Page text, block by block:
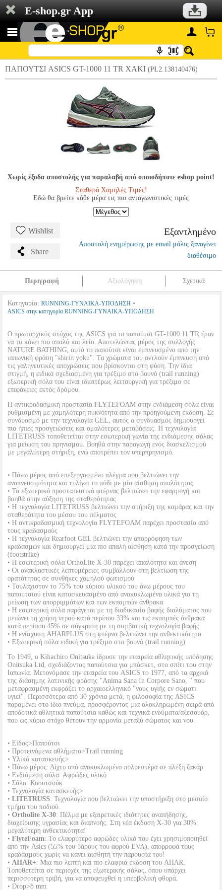
E-shop.gr App
ΠΑΠΟΥΤΣΙ ASICS GT-1000 11 TR ΧΑΚΙ (PL2.138140476)
Χωρίς έξοδα αποστολής για παραλαβή από οποιοδήποτε eshop point!
Σταθερά Χαμηλές Τιμές!
Εδώ θα βρείτε κάθε μέρα τις πιο ανταγωνιστικές τιμές
Wishlist
Share
Εξαντλημένο
Αποστολή ενημέρωσης με email μόλις ξαναγίνει
διαθέσιμο
Περιγραφή Αξιολόγηση Σχετικά
Κατηγορία: RUNNING-ΓΥΝΑΙΚΑ-ΥΠΟΔΗΣΗ •
ASICS στην κατηγορία RUNNING-ΓΥΝΑΙΚΑ-ΥΠΟΔΗΣΗ
Ο πρωταρχικός στόχος της ASICS για το παπούτσι GT-1000 11 TR ήταν
να το κάνει πιο απαλό και λείο. Αποτελώντας μέρος της συλλογής
NATURE BATHING, αυτό το παπούτσι είναι εμπνευσμένο από την
ιαπωνική φράση "shirin yoku". Τα χρώματα του αντλούν έμπνευση από
τις γαληνευτικές αποχρώσεις που βρίσκονται στη φύση. Την ίδια
στιγμή, η ειδικά σχεδιασμένη για τρέξιμο στο βουνό (trail running)
εξωτερική σόλα του είναι ιδιαιτέρως λειτουργική για τρέξιμο σε
επιφάνειες εκτός δρόμου.
Η αντικραδασμική προστασία FLYTEFOAM στην ενδιάμεση σόλα είναι
ρυθμισμένη με χαμηλότερη πυκνότητα από την προηγούμενη έκδοση. Σε
συνδυασμό με την τεχνολογία GEL, αυτός ο συνδυασμός δημιουργεί
πιο ήπιες προσγειώσεις και ομαλότερες μεταβάσεις. Η τεχνολογία
LITETRUSS τοποθετείται στην εσωτερική γωνία της ενδιάμεσης σόλας
για μείωση του πρηνισμού. Βοηθά στην παραγωγή ενός διασκελισμού
με μεγαλύτερη στήριξη, ενώ αποτρέπει τον υπερπρηνισμό.
• Πάνω μέρος από επεξεργασμένο πλέγμα που βελτιώνει την
αναπνευσιμότητα και τυλίγει το πόδι με μία αίσθηση απαλότητας
• Το εξωτερικό προστατευτικό φτέρνας βελτιώνει την εφαρμογή και
βοηθά στην αύξηση της σταθερότητας
• Η τεχνολογία LITETRUSS βελτιώνει την στήριξη της καμάρας και την
σταθερότητα του μέσου του πέλματος
• Η αντικραδασμική τεχνολογία FLYTEFOAM παρέχει προστασία από
τους κραδασμούς
• Η τεχνολογία Rearfoot GEL βελτιώνει την απορρόφηση των
κραδασμών και δημιουργεί μια πιο απαλή αίσθηση κατά την προσγείωση
(footstrike)
• Η εσωτερική σόλα OrthoLite X-30 παρέχει απαλότητα και άνεση
• Οι ανακλαστικές λεπτομέρειες συμβάλλουν στη βελτίωση της
ορατότητας σε συνθήκες χαμηλού φωτισμού
• Τουλάχιστον το 75% του κύριου υλικού του άνω μέρους του
παπουτσιού είναι κατασκευασμένο από ανακυκλωμένα υλικά για τη
μείωση των απορριμμάτων και των εκπομπών άνθρακα
• Η εσωτερική σόλα παράγεται με τη διαδικασία βαφής διαλύματος που
μειώνει τη χρήση νερού κατά περίπου 33% και τις εκπομπές άνθρακα
κατά περίπου 45% σε σύγκριση με τη συμβατική τεχνολογία βαφής
• Η ενίσχυση AHARPLUS στη φτέρνα βελτιώνει την ανθεκτικότητα
• Εξωτερική σόλα ειδική για τρέξιμο στο βουνό (trail running)
Το 1949, ο Kihachiro Onitsuka ίδρυσε την εταιρεία αθλητικής υπόδησης
Onitsuka Ltd, σχεδιάζοντας παπούτσια για μπάσκετ, στο σπίτι του στην
Ιαπωνία. Μετονόμασε την εταιρεία του ASICS το 1977, από τα αρχικά
της διάσημης λατινικής φράσης "Anima Sana In Corpore Sano, " που
μεταφρασμένη εκφράζει το αρχαιοελληνικό "νους υγιής εν σώματι
υγιεί". Περισσότερα από 30 χρόνια μετά, η φιλοσοφία της ASICS
παραμένει στο ίδιο πνεύμα, προσφέροντας μια ολοκληρωμένη σειρά από
αποδοτικά αθλητικά παπούτσια καθώς και τεχνικά ενδύματα/αξεσουάρ,
που ως κύριο στόχο θέτουν την αρμονία μεταξύ σώματος και νου.
• Είδος>Παπούτσι
• Προτεινόμενα αθλήματα>Trail running
• Υλικό κατασκευής>
• Πάνω μέρος: Δίχτυ από ανακυκλωμένο πολυεστέρα σε πλέξη ζακάρ
• Ενδιάμεση σόλα: Αφρώδες υλικό
• Σόλα: Καουτσούκ
• Τεχνολογία κατασκευής>
• LITETRUSS: Τεχνολογία που βελτιώνει την υποστήριξη στο μεσαίο
τμήμα του ποδιού.
• Ortholite Χ-30: Πέλμα με εξαιρετικές ιδιότητες αναπήδησης,
διαχείρισης υγρασίας και διαπνοής. Στη νέα έκδοση X-30 για 30%
μεγαλύτερη ανθεκτικότητα!
• FlyteFoam: Το ελαφρύτερο αφρώδες υλικό που έχει χρησιμοποιηθεί
από την Asics (55% του βάρους του αφρού EVA), απορροφά τους
κραδασμούς χωρίς να κάνει αισθητή την παρουσία του!
• AHAR+: Μια πιο λεπτή και πιο ελαφριά έκδοση του AHAR.
Τοποθετείται σε περιοχές της εξωτερικής σόλας, όπου υπάρχει
περισσότερη τριβή, για να αποφευχθεί η υπερβολική φθορά.
• Drop>8 mm